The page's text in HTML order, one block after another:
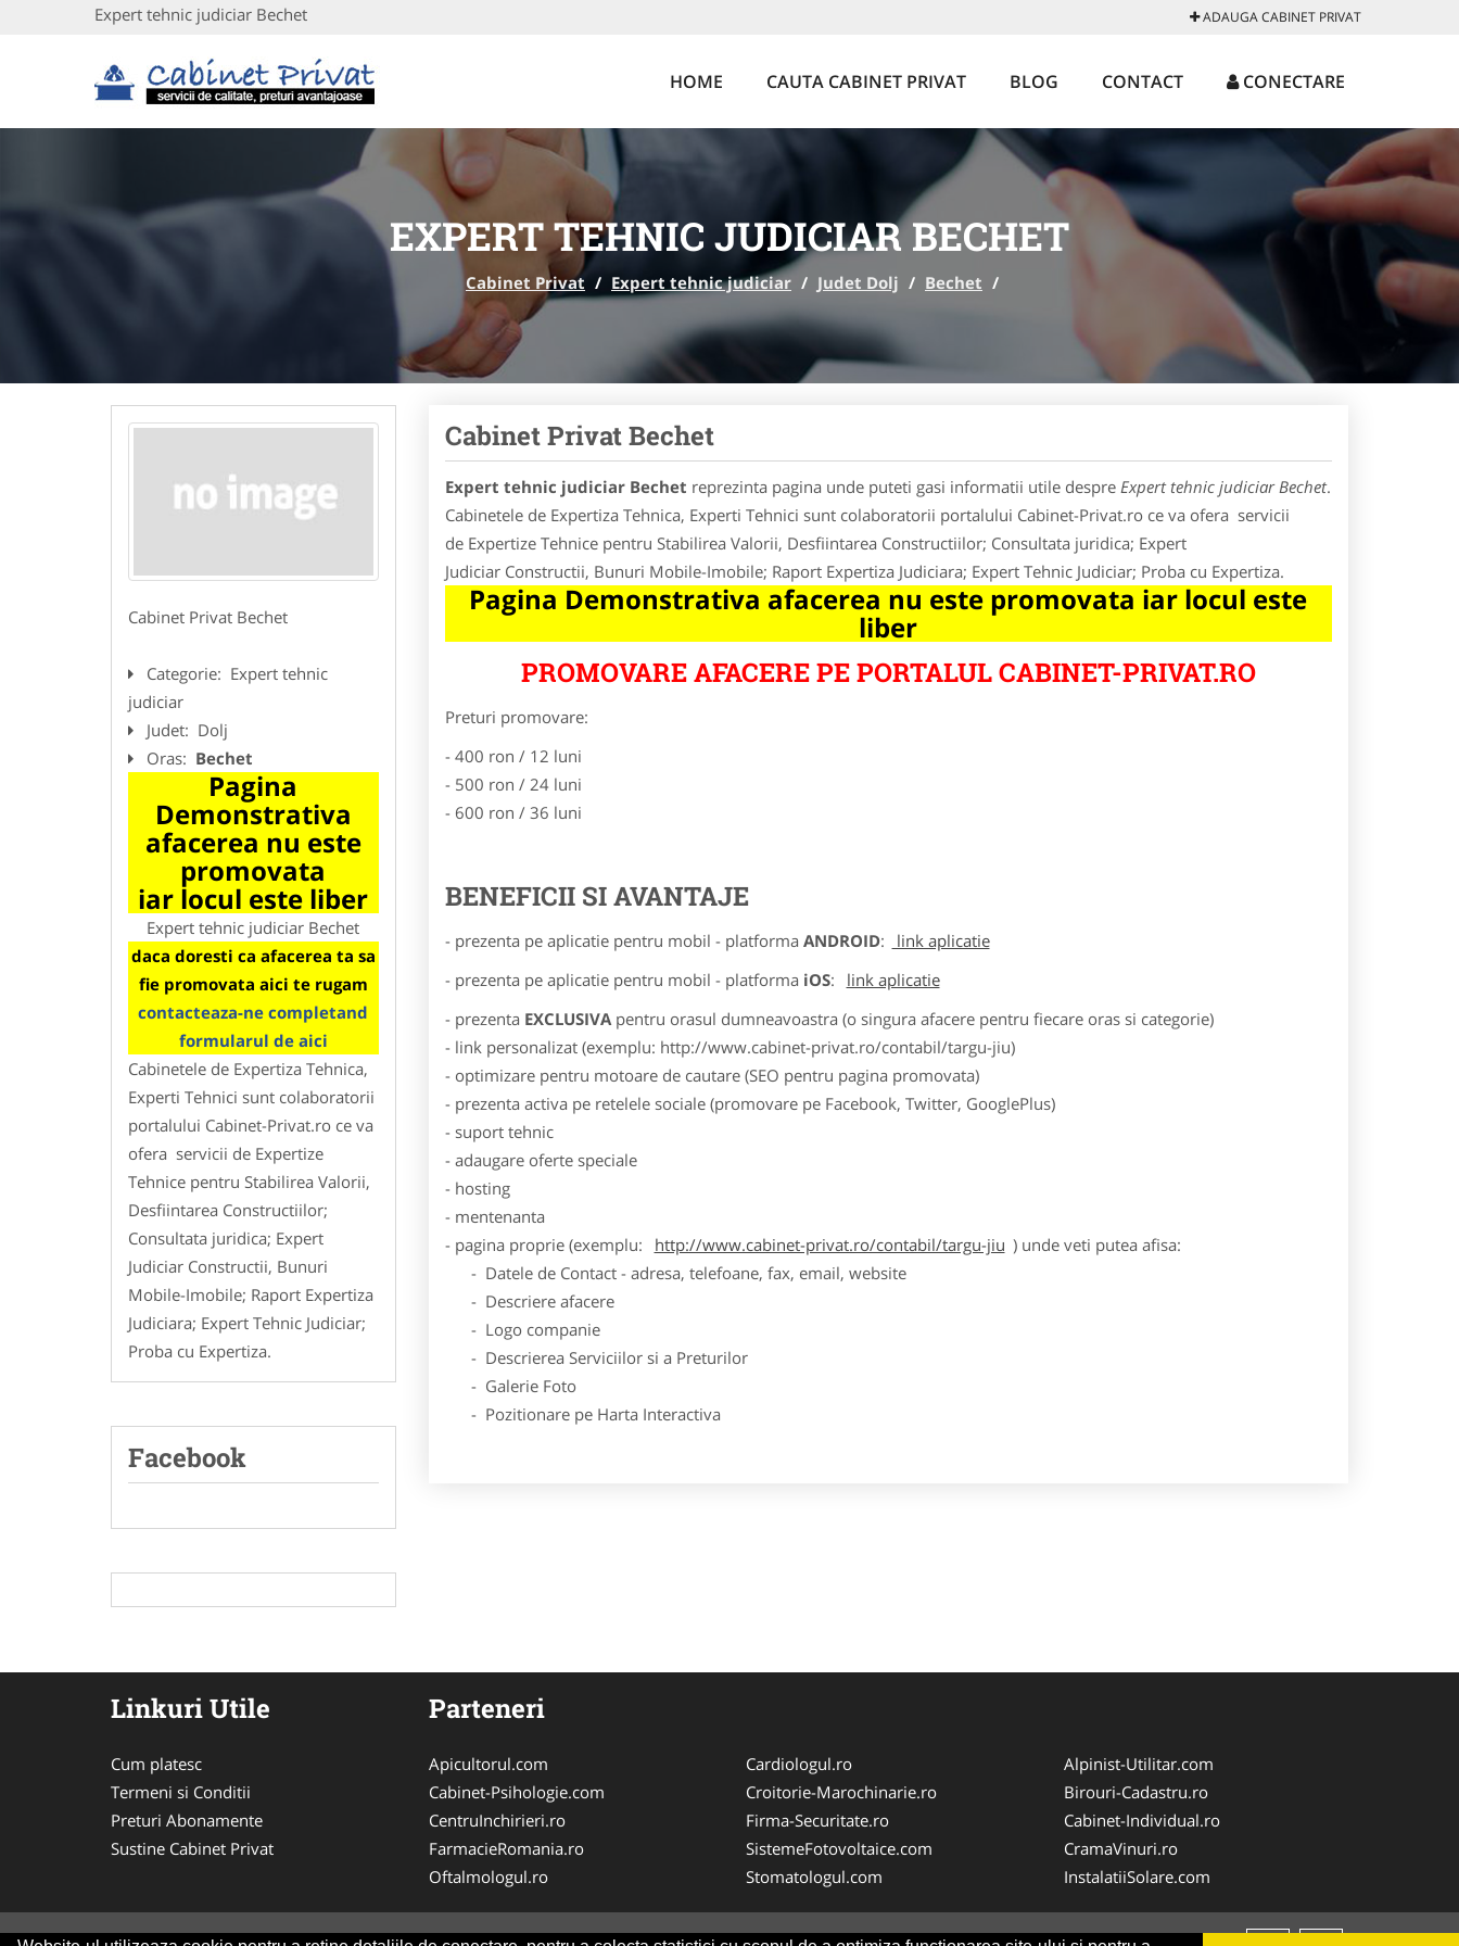
Expert tehnic judiciar Bechet ADAUGA CABINET PRIVAT
HOME CAUTA CABINET PRIVAT BLOG CONTACT CONECTARE
EXPERT TEHNIC JUDICIAR BECHET
Cabinet Privat / Expert tehnic judiciar / Judet Dolj / Bechet /
Cabinet Privat Bechet
Categorie: Expert tehnic
judiciar
Judet: Dolj
Oras: Bechet
Pagina
Demonstrativa
afacerea nu este
promovata
iar locul este liber
Expert tehnic judiciar Bechet
daca doresti ca afacerea ta sa
fie promovata aici te rugam
contacteaza-ne completand
formularul de aici
Cabinetele de Expertiza Tehnica,
Experti Tehnici sunt colaboratorii
portalului Cabinet-Privat.ro ce va
ofera servicii de Expertize
Tehnice pentru Stabilirea Valorii,
Desfiintarea Constructiilor;
Consultata juridica; Expert
Judiciar Constructii, Bunuri
Mobile-Imobile; Raport Expertiza
Judiciara; Expert Tehnic Judiciar;
Proba cu Expertiza.
Facebook
Cabinet Privat Bechet
Expert tehnic judiciar Bechet reprezinta pagina unde puteti gasi informatii utile despre Expert tehnic judiciar Bechet.
Cabinetele de Expertiza Tehnica, Experti Tehnici sunt colaboratorii portalului Cabinet-Privat.ro ce va ofera servicii
de Expertize Tehnice pentru Stabilirea Valorii, Desfiintarea Constructiilor; Consultata juridica; Expert
Judiciar Constructii, Bunuri Mobile-Imobile; Raport Expertiza Judiciara; Expert Tehnic Judiciar; Proba cu Expertiza.
Pagina Demonstrativa afacerea nu este promovata iar locul este
liber
PROMOVARE AFACERE PE PORTALUL CABINET-PRIVAT.RO
Preturi promovare:
- 400 ron / 12 luni
- 500 ron / 24 luni
- 600 ron / 36 luni
BENEFICII SI AVANTAJE
- prezenta pe aplicatie pentru mobil - platforma ANDROID:
link aplicatie
- prezenta pe aplicatie pentru mobil - platforma iOS:
link aplicatie
- prezenta EXCLUSIVApentru orasul dumneavoastra (o singura afacere pentru fiecare oras si categorie)
- link personalizat (exemplu: http://www.cabinet-privat.ro/contabil/targu-jiu)
- optimizare pentru motoare de cautare (SEO pentru pagina promovata)
- prezenta activa pe retelele sociale (promovare pe Facebook, Twitter, GooglePlus)
- suport tehnic
- adaugare oferte speciale
- hosting
- mentenanta
- pagina proprie (exemplu:
http://www.cabinet-privat.ro/contabil/targu-jiu ) unde veti putea afisa:
- Datele de Contact - adresa, telefoane, fax, email, website
- Descriere afacere
- Logo companie
- Descrierea Serviciilor si a Preturilor
- Galerie Foto
- Pozitionare pe Harta Interactiva
Linkuri Utile
Cum platesc
Termeni si Conditii
Preturi Abonamente
Sustine Cabinet Privat
Parteneri
Apicultorul.com
Cabinet-Psihologie.com
CentruInchirieri.ro
FarmacieRomania.ro
Oftalmologul.ro
Cardiologul.ro
Croitorie-Marochinarie.ro
Firma-Securitate.ro
SistemeFotovoltaice.com
Stomatologul.com
Alpinist-Utilitar.com
Birouri-Cadastru.ro
Cabinet-Individual.ro
CramaVinuri.ro
InstalatiiSolare.com